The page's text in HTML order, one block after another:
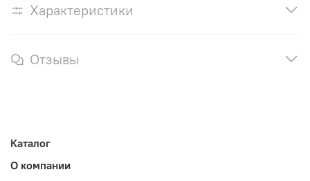
Характеристики
Отзывы
Каталог
О компании